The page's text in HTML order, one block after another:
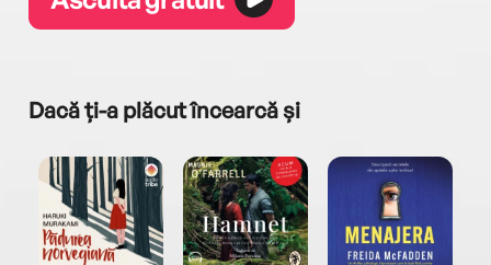
Dacă ți-a plăcut încearcă și